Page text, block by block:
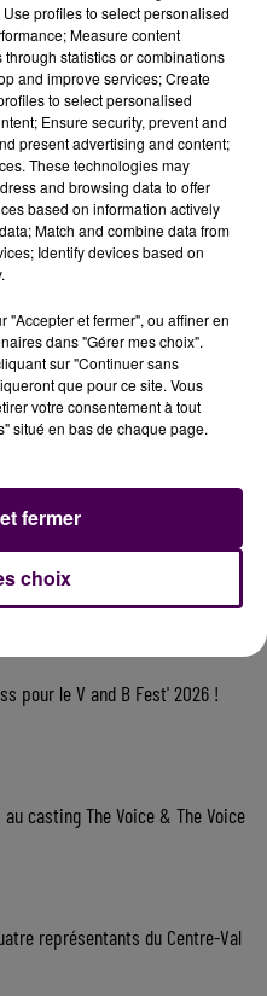
locale, et vous pensez
qui pourrait
FM ?Contactez nos
FM et ce que nous
plus attendre par
pour le V and B Fest' 2026 !
casting The Voice & The Voice
représentants du Centre-Val
profiles to select personalised
Measure content
statistics or combinations
and improve services; Create
to select personalised
Ensure security, prevent and
present advertising and content;
These technologies may
and browsing data to offer
based on information actively
Match and combine data from
Identify devices based on
"Accepter et fermer", ou affiner en
dans "Gérer mes choix".
sur "Continuer sans
que pour ce site. Vous
votre consentement à tout
situé en bas de chaque page.
choix
fermer